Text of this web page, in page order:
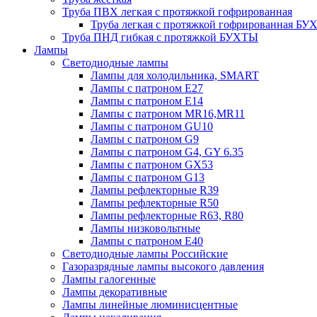
Труба ПВХ легкая с протяжкой гофрированная
Труба легкая с протяжкой гофрированная
Труба ПНД гибкая с протяжкой БУХТЫ
Лампы
Светодиодные лампы
Лампы для холодильника, SMART
Лампы с патроном E27
Лампы с патроном Е14
Лампы с патроном MR16,MR11
Лампы с патроном GU10
Лампы с патроном G9
Лампы с патроном G4, GY 6.35
Лампы с патроном GX53
Лампы с патроном G13
Лампы рефлекторные R39
Лампы рефлекторные R50
Лампы рефлекторные R63, R80
Лампы низковольтные
Лампы с патроном Е40
Светодиодные лампы Российские
Газоразрядные лампы высокого давления
Лампы галогенные
Лампы декоративные
Лампы линейные люминисцентные